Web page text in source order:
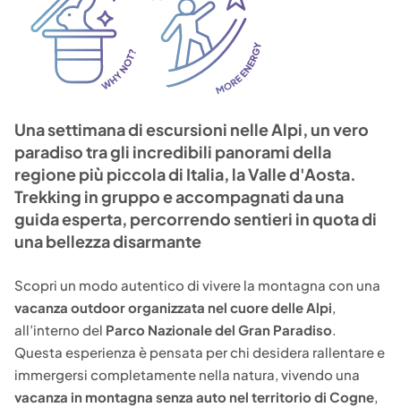
Una settimana di escursioni nelle Alpi, un vero
paradiso tra gli incredibili panorami della
regione più piccola di Italia, la Valle d'Aosta.
Trekking in gruppo e accompagnati da una
guida esperta, percorrendo sentieri in quota di
una bellezza disarmante
Scopri un modo autentico di vivere la montagna con una
vacanza outdoor organizzata nel cuore delle Alpi,
all’interno del Parco Nazionale del Gran Paradiso.
Questa esperienza è pensata per chi desidera rallentare e
immergersi completamente nella natura, vivendo una
vacanza in montagna senza auto nel territorio di Cogne,